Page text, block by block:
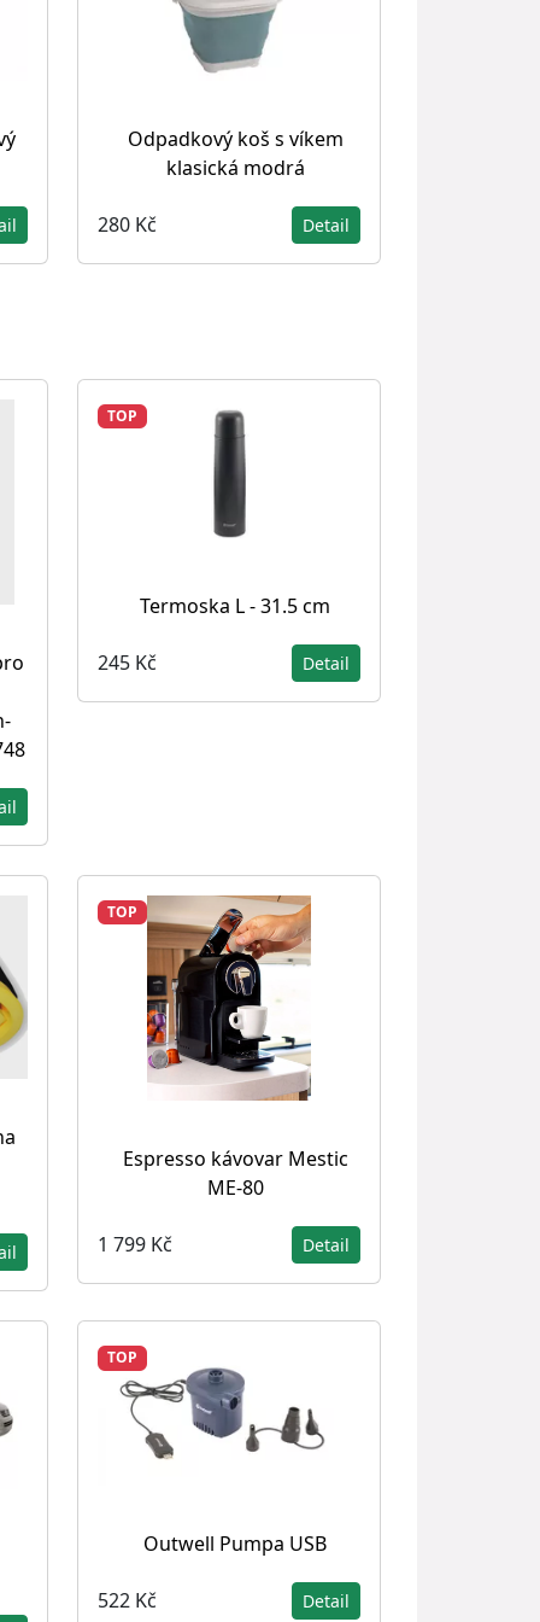
Odpadkový koš s víkem
klasická modrá
280 Kč Detail
TOP
Termoska L - 31.5 cm
245 Kč Detail
TOP
Espresso kávovar Mestic
ME-80
1 799 Kč Detail
TOP
Outwell Pumpa USB
522 Kč Detail